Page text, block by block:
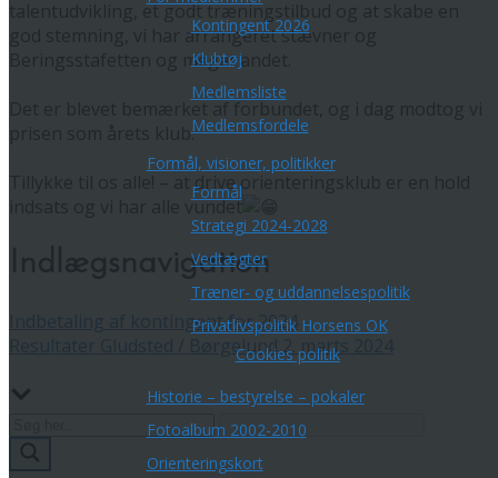
Kontingent 2026
Klubtøj
Medlemsliste
Medlemsfordele
Formål, visioner, politikker
Formål
Strategi 2024-2028
Vedtægter
Træner- og uddannelsespolitik
Privatlivspolitik Horsens OK
Cookies politik
Historie – bestyrelse – pokaler
Fotoalbum 2002-2010
Orienteringskort
talentudvikling, et godt træningstilbud og at skabe en
god stemning, vi har arrangeret stævner og
Beringsstafetten og meget andet.
prisen som årets klub.
Tillykke til os alle! – at drive orienteringsklub er en hold
indsats og vi har alle vundet
Indlægsnavigation
Indbetaling af kontingent for 2024
Resultater Gludsted / Børgelund 2. marts 2024